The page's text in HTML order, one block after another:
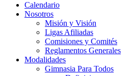
Calendario
Nosotros
Misión y Visión
Ligas Afiliadas
Comisiones y Comités
Reglamentos Generales
Modalidades
Gimnasia Para Todos